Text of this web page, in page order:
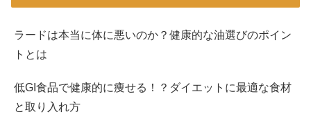
ラードは本当に体に悪いのか？健康的な油選びのポイン
トとは
低GI食品で健康的に痩せる！？ダイエットに最適な食材
と取り入れ方